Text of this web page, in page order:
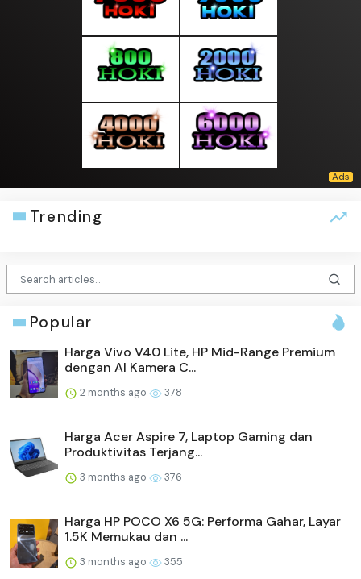
Trending
Popular
Harga Vivo V40 Lite, HP Mid-Range Premium
dengan AI Kamera C...
2 months ago 378
Harga Acer Aspire 7, Laptop Gaming dan
Produktivitas Terjang...
3 months ago 376
Harga HP POCO X6 5G: Performa Gahar, Layar
1.5K Memukau dan ...
3 months ago 355